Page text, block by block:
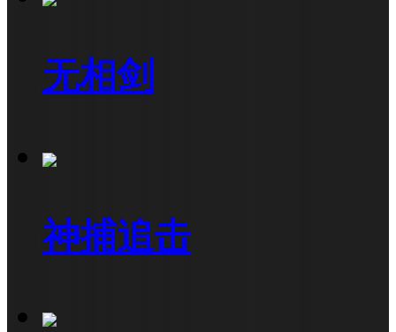
无相剑
神捕追击